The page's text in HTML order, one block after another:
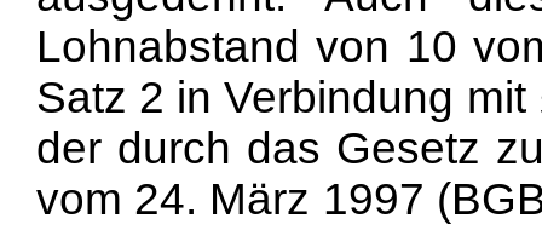
Lohnabstand von 10
Satz 2 in Verbindung
der durch das Gesetz
vom 24. März 1997